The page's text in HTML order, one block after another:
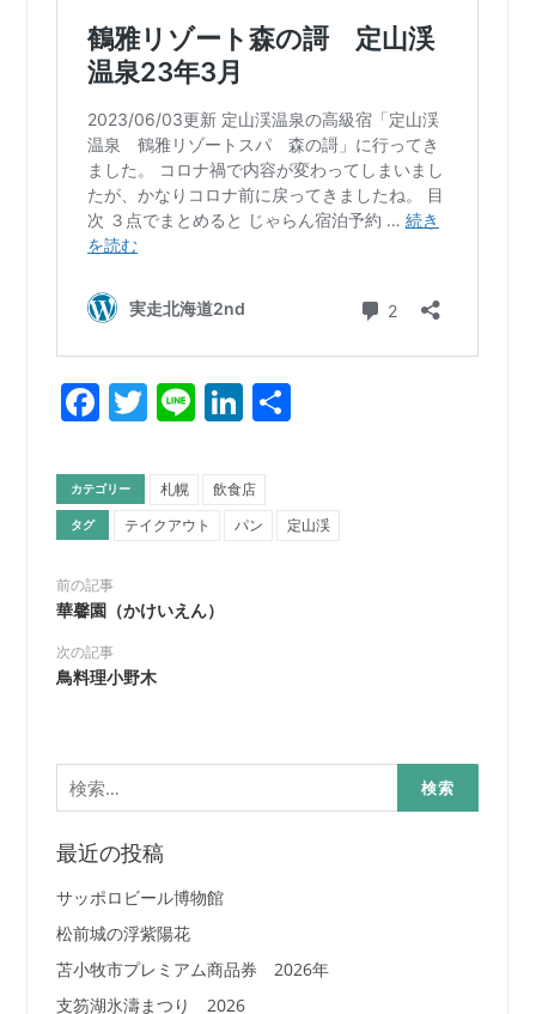
Facebook
Twitter
LineLinkedIn
共
カテゴリー 札幌 飲食店
タグ テイクアウト パン 定山渓
前の記事
華馨園（かけいえん）
次の記事
鳥料理小野木
検
索:
最近の投稿
サッポロビール博物館
松前城の浮紫陽花
苫小牧市プレミアム商品券 2026年
支笏湖氷濤まつり 2026